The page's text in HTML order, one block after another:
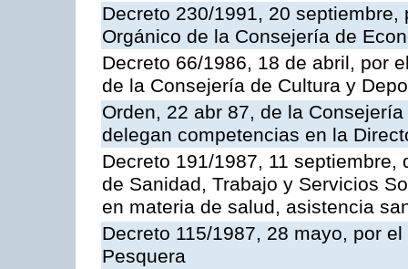
Decreto 230/1991, 20
Orgánico de la Consejería de
Decreto 66/1986, 18 de abril, por
de la Consejería de Cultura y
Orden, 22 abr 87, de la
delegan competencias en la
Decreto 191/1987, 11
de Sanidad, Trabajo y Servicios
en materia de salud, asistencia
Decreto 115/1987, 28 mayo, por
Pesquera